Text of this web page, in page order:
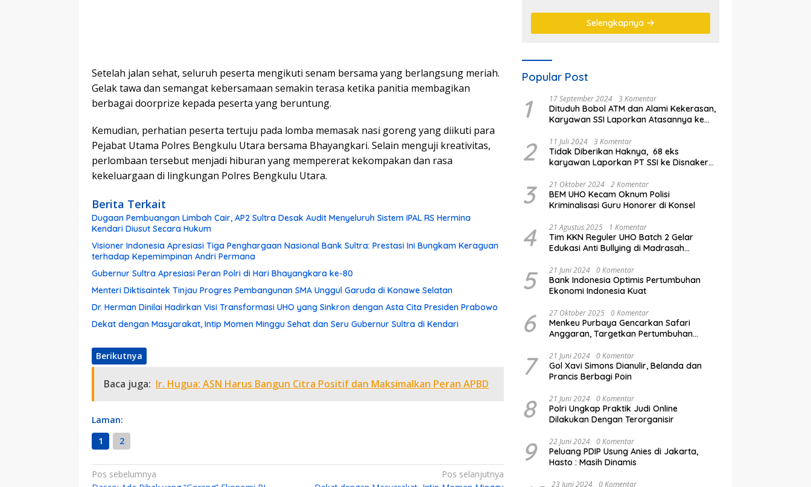
Setelah jalan sehat, seluruh peserta mengikuti senam bersama yang berlangsung meriah.
Gelak tawa dan semangat kebersamaan semakin terasa ketika panitia membagikan
berbagai doorprize kepada peserta yang beruntung.
Kemudian, perhatian peserta tertuju pada lomba memasak nasi goreng yang diikuti para
Pejabat Utama Polres Bengkulu Utara bersama Bhayangkari. Selain menguji kreativitas,
perlombaan tersebut menjadi hiburan yang mempererat kekompakan dan rasa
kekeluargaan di lingkungan Polres Bengkulu Utara.
Berita Terkait
Dugaan Pembuangan Limbah Cair, AP2 Sultra Desak Audit Menyeluruh Sistem IPAL RS Hermina
Kendari Diusut Secara Hukum
Visioner Indonesia Apresiasi Tiga Penghargaan Nasional Bank Sultra: Prestasi Ini Bungkam Keraguan
terhadap Kepemimpinan Andri Permana
Gubernur Sultra Apresiasi Peran Polri di Hari Bhayangkara ke-80
Menteri Diktisaintek Tinjau Progres Pembangunan SMA Unggul Garuda di Konawe Selatan
Dr. Herman Dinilai Hadirkan Visi Transformasi UHO yang Sinkron dengan Asta Cita Presiden Prabowo
Dekat dengan Masyarakat, Intip Momen Minggu Sehat dan Seru Gubernur Sultra di Kendari
Berikutnya
Baca juga: Ir. Hugua: ASN Harus Bangun Citra Positif dan Maksimalkan Peran APBD
Laman:
1
2
Navigasi
Pos sebelumnya
Pos selanjutnya
Selengkapnya
Popular Post
1 17 September 2024 3 Komentar
Dituduh Bobol ATM dan Alami Kekerasan,
Karyawan SSI Laporkan Atasannya ke
2 11 Juli 2024 3 Komentar
Tidak Diberikan Haknya, 68 eks
karyawan Laporkan PT SSI ke Disnaker
3 21 Oktober 2024 2 Komentar
BEM UHO Kecam Oknum Polisi
Kriminalisasi Guru Honorer di Konsel
4 21 Agustus 2025 1 Komentar
Tim KKN Reguler UHO Batch 2 Gelar
Edukasi Anti Bullying di Madrasah
5 21 Juni 2024 0 Komentar
Bank Indonesia Optimis Pertumbuhan
Ekonomi Indonesia Kuat
6 27 Oktober 2025 0 Komentar
Menkeu Purbaya Gencarkan Safari
Anggaran, Targetkan Pertumbuhan
7 21 Juni 2024 0 Komentar
Gol Xavi Simons Dianulir, Belanda dan
Prancis Berbagi Poin
8 21 Juni 2024 0 Komentar
Polri Ungkap Praktik Judi Online
Dilakukan Dengan Terorganisir
9 22 Juni 2024 0 Komentar
Peluang PDIP Usung Anies di Jakarta,
Hasto : Masih Dinamis
23 Juni 2024 0 Komentar